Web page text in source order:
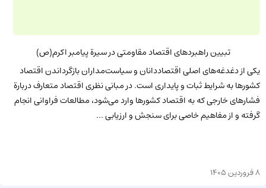
تبیین راهبردهای اقتصاد مقاومتی در سیرة پیامبر اکرم(ص)
یکی از دغدغه‌های اصلی اقتصاددانان و سیاست‌مداران بازگرداندن اقتصاد
کشورها به شرایط ثبات و پایداری است. در مبانی نظری اقتصاد متعارف دربارة
فشارهای خارجی که به اقتصاد کشورها وارد می‌شود، مطالعات فراوانی انجام
گرفته و از مفاهیم خاصی برای سنجش و ارزیابی ...
8 فروردین 1405